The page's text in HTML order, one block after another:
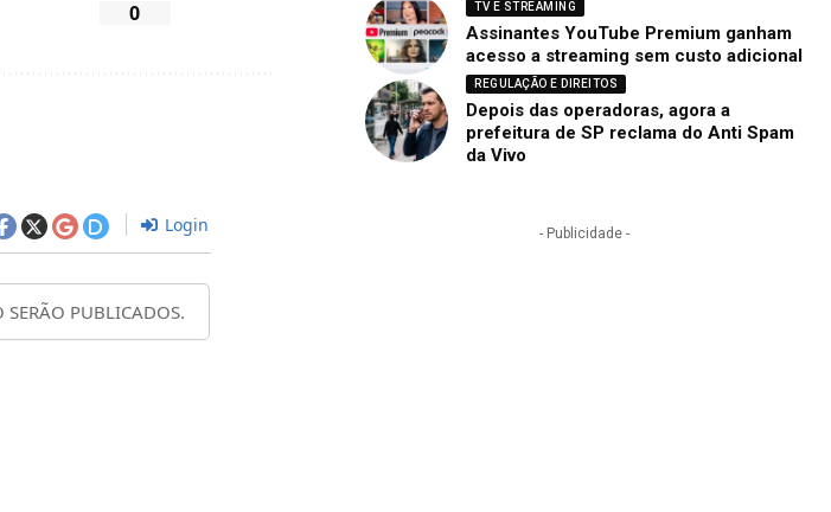
0
Login
TV E STREAMING
Assinantes YouTube Premium ganham
acesso a streaming sem custo adicional
REGULAÇÃO E DIREITOS
Depois das operadoras, agora a
prefeitura de SP reclama do Anti Spam
da Vivo
- Publicidade -